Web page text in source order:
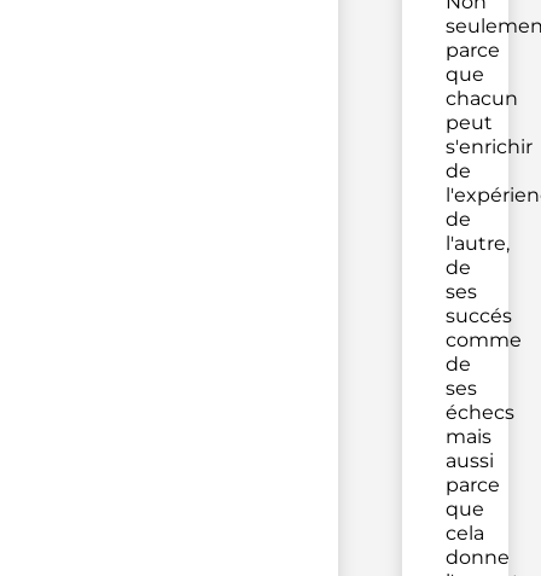
parce
que
chacun
peut
s'enrichir
de
de
l'autre,
de
ses
succés
comme
de
ses
échecs
mais
aussi
parce
que
cela
donne